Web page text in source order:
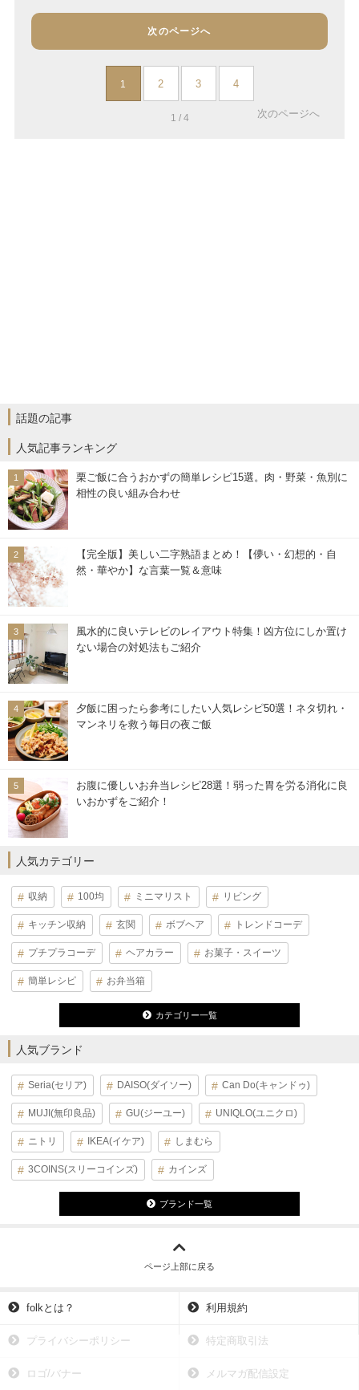
次のページへ
1 2 3 4
1 / 4 次のページへ
話題の記事
人気記事ランキング
栗ご飯に合うおかずの簡単レシピ15選。肉・野菜・魚別に
相性の良い組み合わせ
【完全版】美しい二字熟語まとめ！【儚い・幻想的・自
然・華やか】な言葉一覧＆意味
風水的に良いテレビのレイアウト特集！凶方位にしか置け
ない場合の対処法もご紹介
夕飯に困ったら参考にしたい人気レシピ50選！ネタ切れ・
マンネリを救う毎日の夜ご飯
お腹に優しいお弁当レシピ28選！弱った胃を労る消化に良
いおかずをご紹介！
人気カテゴリー
収納 100均 ミニマリスト リビング
キッチン収納 玄関 ボブヘア トレンドコーデ
プチプラコーデ ヘアカラー お菓子・スイーツ
簡単レシピ お弁当箱
カテゴリー一覧
人気ブランド
Seria(セリア) DAISO(ダイソー) Can Do(キャンドゥ)
MUJI(無印良品) GU(ジーユー) UNIQLO(ユニクロ)
ニトリ IKEA(イケア) しまむら
3COINS(スリーコインズ) カインズ
ブランド一覧
ページ上部に戻る
folkとは？ 利用規約
プライバシーポリシー 特定商取引法
ロゴ/バナー メルマガ配信設定